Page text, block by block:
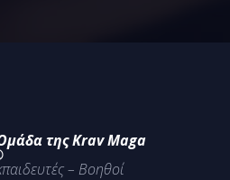
της Krav Maga
– Βοηθοί